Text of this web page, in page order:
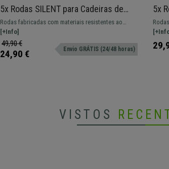
5x Rodas SILENT para Cadeiras de
Escritório 11x50 mm, Pino em Nylon,
Cor Preto
Rodas fabricadas com materiais resistentes ao
desgaste, o pino em nylon assegura a redução do
ruído causado pelo atrito mecânico.
[+Info]
49,90 €
24,90 € Envio GRÁTIS (24/48 horas)
5x
VISTOS